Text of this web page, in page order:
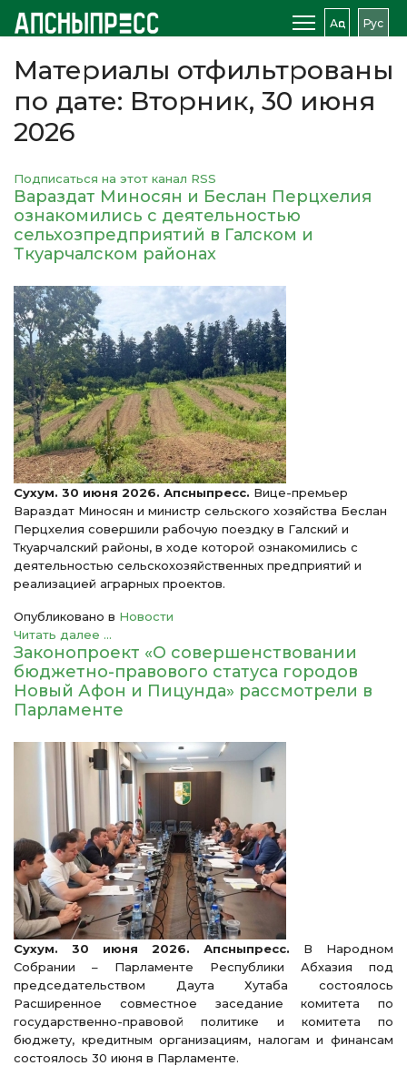
Аԥс Рус
Материалы отфильтрованы
по дате: Вторник, 30 июня
2026
Подписаться на этот канал RSS
Вараздат Миносян и Беслан Перцхелия
ознакомились с деятельностью
сельхозпредприятий в Галском и
Ткуарчалском районах
Сухум. 30 июня 2026. Апсныпресс. Вице-премьер
Вараздат Миносян и министр сельского хозяйства Беслан
Перцхелия совершили рабочую поездку в Галский и
Ткуарчалский районы, в ходе которой ознакомились с
деятельностью сельскохозяйственных предприятий и
реализацией аграрных проектов.
Опубликовано в Новости
Читать далее ...
Законопроект «О совершенствовании
бюджетно-правового статуса городов
Новый Афон и Пицунда» рассмотрели в
Парламенте
Сухум. 30 июня 2026. Апсныпресс. В Народном
Собрании – Парламенте Республики Абхазия под
председательством Даута Хутаба состоялось
Расширенное совместное заседание комитета по
государственно-правовой политике и комитета по
бюджету, кредитным организациям, налогам и финансам
состоялось 30 июня в Парламенте.